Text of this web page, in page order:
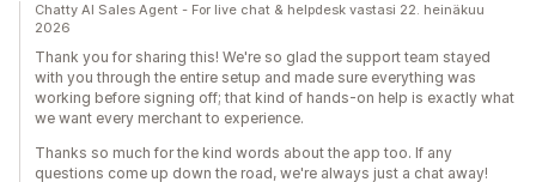
Chatty AI Sales Agent - For live chat & helpdesk vastasi 22. heinäkuu
2026
Thank you for sharing this! We're so glad the support team stayed
with you through the entire setup and made sure everything was
working before signing off; that kind of hands-on help is exactly what
we want every merchant to experience.
Thanks so much for the kind words about the app too. If any
questions come up down the road, we're always just a chat away!